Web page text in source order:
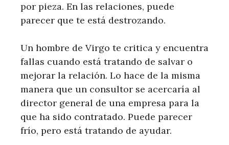
por pieza. En las relaciones, puede
parecer que te está destrozando.
Un hombre de Virgo te critica y encuentra
fallas cuando está tratando de salvar o
mejorar la relación. Lo hace de la misma
manera que un consultor se acercaría al
director general de una empresa para la
que ha sido contratado. Puede parecer
frío, pero está tratando de ayudar.